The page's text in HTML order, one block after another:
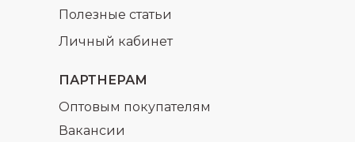
ПАРТНЕРАМ
Оптовым покупателям
Вакансии
Полезные статьи
Личный кабинет